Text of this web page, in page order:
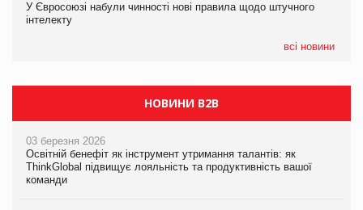
У Євросоюзі набули чинності нові правила щодо штучного
інтелекту
всі новини
05.08.2026
Сергій Лісунов про заморожені хлібобулочні вироби на
Рекламна платформа вимагає від Google компенсацію за
втрату 6,9 трлн рекламних показів
НОВИНИ B2B
03 березня 2026
Освітній бенефіт як інструмент утримання талантів: як
ThinkGlobal підвищує лояльність та продуктивність вашої
команди